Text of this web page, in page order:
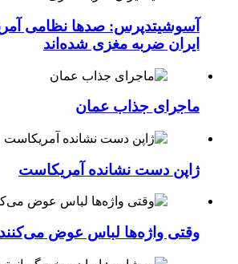
آسوشیتدپرس: صدها نظامی
ایران ضربه مغزی شده‌اند
ماجرای جذاب عمان
ژاپن دست نشانده آمریکاست
وقتی واژه‌ها لباس عوض می‌کنند